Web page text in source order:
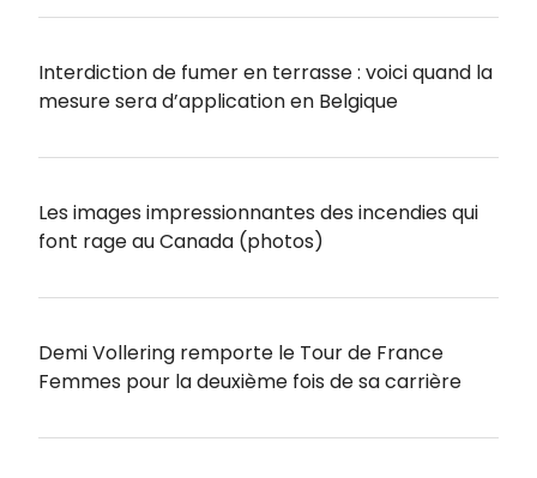
Interdiction de fumer en terrasse : voici quand la
mesure sera d’application en Belgique
Les images impressionnantes des incendies qui
font rage au Canada (photos)
Demi Vollering remporte le Tour de France
Femmes pour la deuxième fois de sa carrière